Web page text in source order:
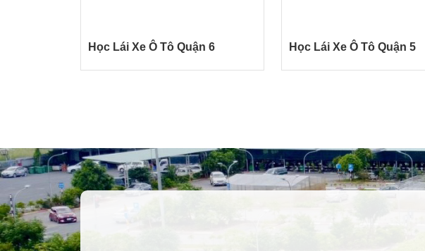
Học Lái Xe Ô Tô Quận 6 Học Lái Xe Ô Tô Quận 5